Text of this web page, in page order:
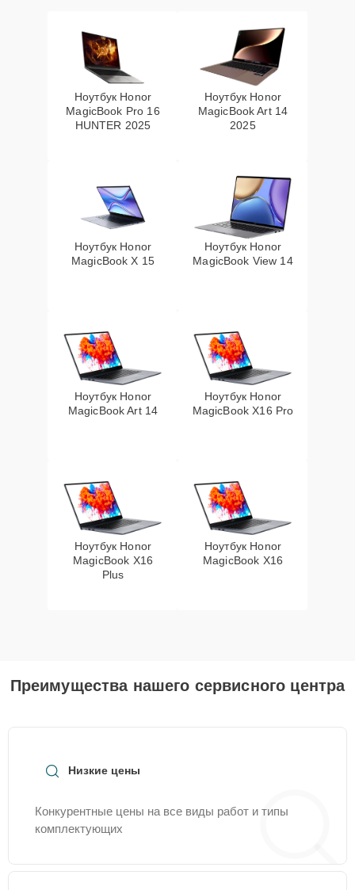
Ноутбук Honor
MagicBook Pro 16
HUNTER 2025
Ноутбук Honor
MagicBook Art 14
2025
Ноутбук Honor
MagicBook X 15
Ноутбук Honor
MagicBook View 14
Ноутбук Honor
MagicBook Art 14
Ноутбук Honor
MagicBook X16 Pro
Ноутбук Honor
MagicBook X16
Plus
Ноутбук Honor
MagicBook X16
Преимущества нашего сервисного центра
Низкие цены
Конкурентные цены на все виды работ и типы
комплектующих